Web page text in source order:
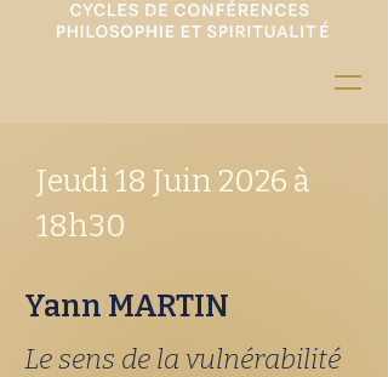
Jeudi 18 Juin 2026 à
18h30
Yann MARTIN
Le sens de la vulnérabilité